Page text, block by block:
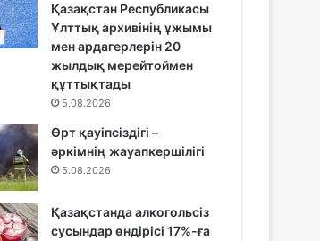
Қазақстан Республикасы
Ұлттық архивінің ұжымы
мен ардагерлерін 20
жылдық мерейтоймен
құттықтады
5.08.2026
Өрт қауіпсіздігі –
әркімнің жауапкершілігі
5.08.2026
Қазақстанда алкогольсіз
сусындар өндірісі 17%-ға